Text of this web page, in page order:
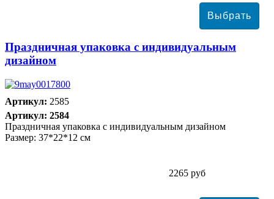
Праздничная упаковка с индивидуальным
дизайном
Артикул: 2585
Артикул: 2584
Праздничная упаковка с индивидуальным дизайном
Размер: 37*22*12 см
2265 руб